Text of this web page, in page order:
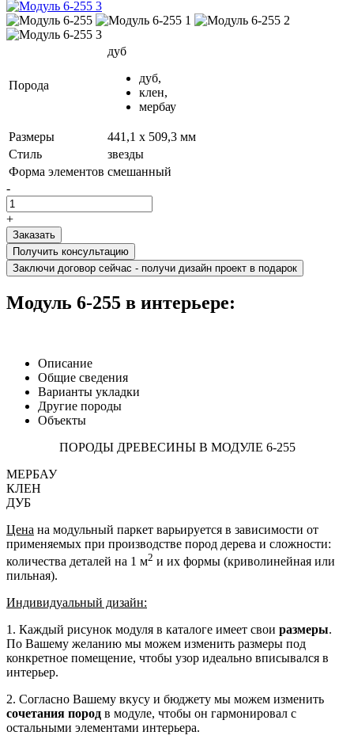
Порода
дуб
дуб,
клен,
мербау
Размеры
441,1 х 509,3 мм
Стиль
звезды
Форма элементов смешанный
-
+
Получить консультацию
Заключи договор сейчас - получи дизайн проект в подарок
Модуль 6-255 в интерьере:
Описание
Общие сведения
Варианты укладки
Другие породы
Объекты
ПОРОДЫ ДРЕВЕСИНЫ В МОДУЛЕ 6-255
МЕРБАУ
КЛЕН
ДУБ
Цена на модульный паркет варьируется в зависимости от
применяемых при производстве пород дерева и сложности:
количества деталей на 1 м2 и их формы (криволинейная или
пильная).
Индивидуальный дизайн:
1. Каждый рисунок модуля в каталоге имеет свои размеры.
По Вашему желанию мы можем изменить размеры под
конкретное помещение, чтобы узор идеально вписывался в
интерьер.
2. Согласно Вашему вкусу и бюджету мы можем изменить
сочетания пород в модуле, чтобы он гармонировал с
остальными элементами интерьера.